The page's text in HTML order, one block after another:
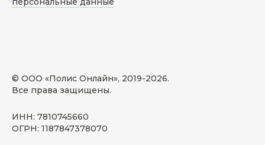
© ООО «Полис Онлайн», 2019-2026.
Все права защищены.
ИНН: 7810745660
ОГРН: 1187847378070